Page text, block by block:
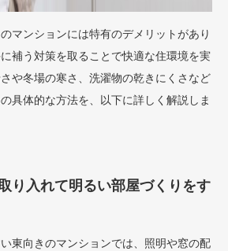
マンションには特有のデメリットがあり
補う対策を取ることで快適な住環境を実
や冬場の寒さ、洗濯物の乾きにくさなど
具体的な方法を、以下に詳しく解説しま
り入れて明るい部屋づくりをす
東向きのマンションでは、照明や窓の配